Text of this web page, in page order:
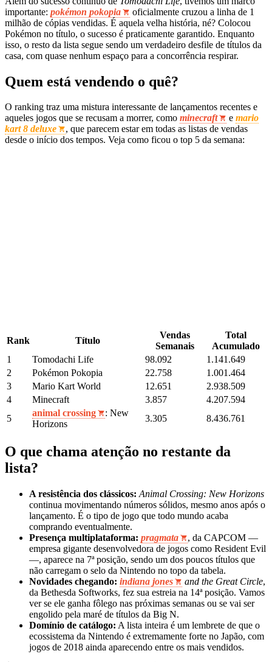
importante: pokémon pokopia
oficialmente cruzou a linha de 1
milhão de cópias vendidas. É aquela velha história, né? Colocou
Pokémon no título, o sucesso é praticamente garantido. Enquanto
isso, o resto da lista segue sendo um verdadeiro desfile de títulos da
casa, com quase nenhum espaço para a concorrência respirar.
Quem está vendendo o quê?
O ranking traz uma mistura interessante de lançamentos recentes e
aqueles jogos que se recusam a morrer, como minecraft e mario
kart 8 deluxe
, que parecem estar em todas as listas de vendas
desde o início dos tempos. Veja como ficou o top 5 da semana:
Rank Título
Vendas
Semanais
Total
Acumulado
1
Tomodachi Life 98.092
1.141.649
2
Pokémon Pokopia 22.758
1.001.464
3
Mario Kart World 12.651
2.938.509
4
Minecraft 3.857
4.207.594
5
animal crossing
: New
Horizons
3.305 8.436.761
O que chama atenção no restante da
lista?
A resistência dos clássicos: Animal Crossing: New Horizons
continua movimentando números sólidos, mesmo anos após o
lançamento. É o tipo de jogo que todo mundo acaba
comprando eventualmente.
Presença multiplataforma: pragmata
, da CAPCOM —
empresa gigante desenvolvedora de jogos como Resident Evil
—, aparece na 7ª posição, sendo um dos poucos títulos que
não carregam o selo da Nintendo no topo da tabela.
Novidades chegando: indiana jones and the Great Circle,
da Bethesda Softworks, fez sua estreia na 14ª posição. Vamos
ver se ele ganha fôlego nas próximas semanas ou se vai ser
engolido pela maré de títulos da Big N.
Domínio de catálogo: A lista inteira é um lembrete de que o
ecossistema da Nintendo é extremamente forte no Japão, com
jogos de 2018 ainda aparecendo entre os mais vendidos.